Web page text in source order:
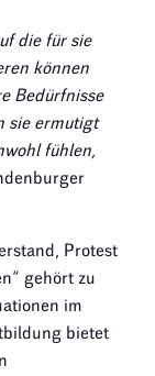
die für sie
können
Bedürfnisse
sie ermutigt
fühlen,
Protest
gehört zu
im
bietet